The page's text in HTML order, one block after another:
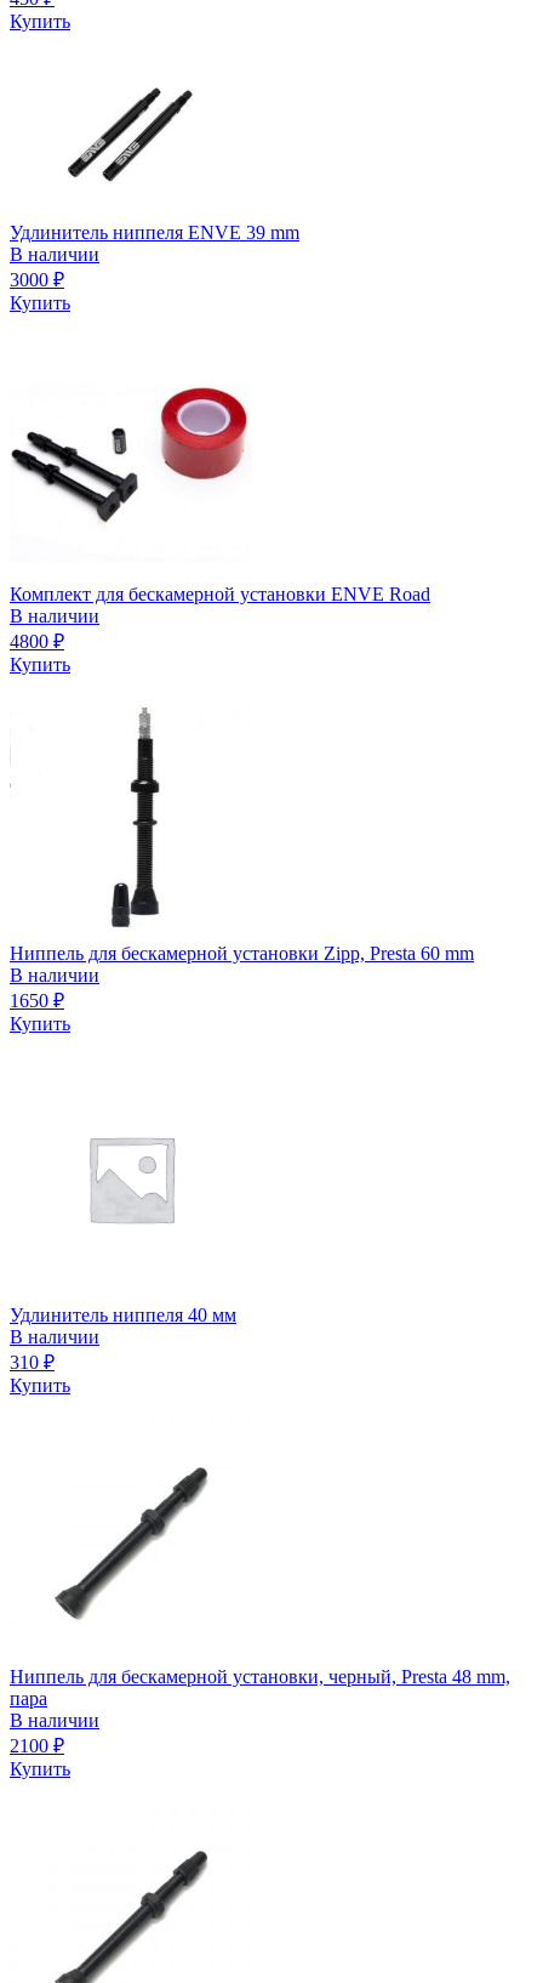
Купить
Удлинитель ниппеля ENVE 39 mm
В наличии
3000 ₽
Купить
Комплект для бескамерной установки ENVE Road
В наличии
4800 ₽
Купить
Ниппель для бескамерной установки Zipp, Presta 60 mm
В наличии
1650 ₽
Купить
Удлинитель ниппеля 40 мм
В наличии
310 ₽
Купить
Ниппель для бескамерной установки, черный, Presta 48 mm,
пара
В наличии
2100 ₽
Купить